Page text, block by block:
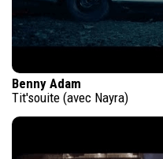
Benny Adam
Tit'souite (avec Nayra)